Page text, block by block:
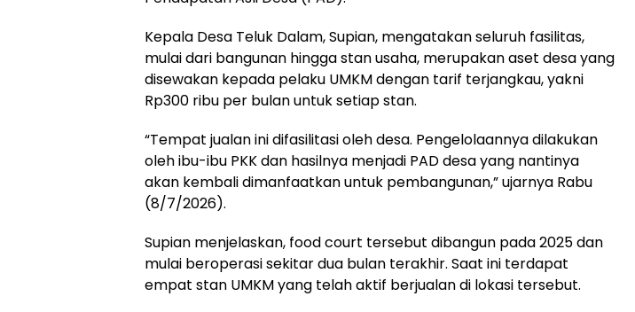
Kepala Desa Teluk Dalam, Supian, mengatakan seluruh fasilitas,
mulai dari bangunan hingga stan usaha, merupakan aset desa yang
disewakan kepada pelaku UMKM dengan tarif terjangkau, yakni
Rp300 ribu per bulan untuk setiap stan.
“Tempat jualan ini difasilitasi oleh desa. Pengelolaannya dilakukan
oleh ibu-ibu PKK dan hasilnya menjadi PAD desa yang nantinya
akan kembali dimanfaatkan untuk pembangunan,” ujarnya Rabu
(8/7/2026).
Supian menjelaskan, food court tersebut dibangun pada 2025 dan
mulai beroperasi sekitar dua bulan terakhir. Saat ini terdapat
empat stan UMKM yang telah aktif berjualan di lokasi tersebut.